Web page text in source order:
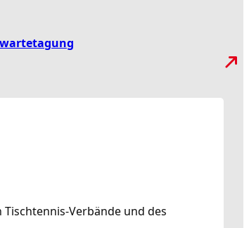
Verbände und des